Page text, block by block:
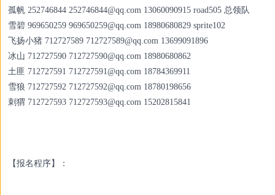
孤帆 252746844 252746844@qq.com 13060090915 road505 总领队
雪碧 969650259 969650259@qq.com 18980680829 sprite102
飞扬小猪 712727589 712727589@qq.com 13699091896
冰山 712727590 712727590@qq.com 18980680862
土匪 712727591 712727591@qq.com 18784369911
雪狼 712727592 712727592@qq.com 18780198656
刺猬 712727593 712727593@qq.com 15202815841
【报名程序】：